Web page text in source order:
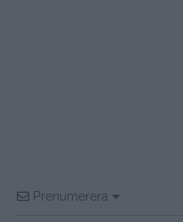
Prenumerera